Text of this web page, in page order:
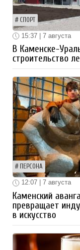
СПОРТ
15:37 | 7 августа
В Каменске-
строительство
ПЕРСОНА
12:07 | 7 августа
Каменский
превращает
в искусство